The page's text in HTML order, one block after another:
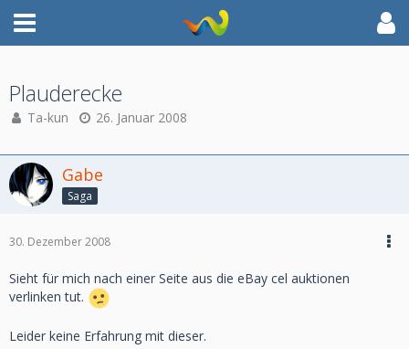
Plauderecke
Ta-kun 26. Januar 2008
Gabe
Saga
30. Dezember 2008
Sieht für mich nach einer Seite aus die eBay cel auktionen
verlinken tut.
Leider keine Erfahrung mit dieser.